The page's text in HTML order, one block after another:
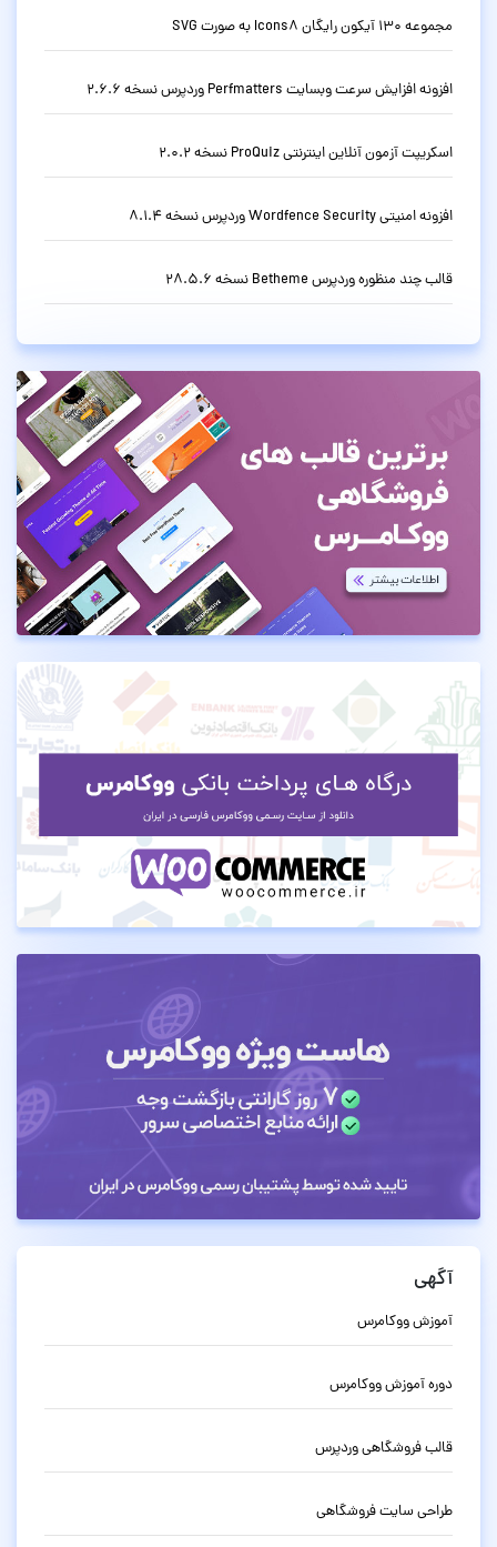
مجموعه 130 آیکون رایگان Icons8 به صورت SVG
افزونه افزایش سرعت وبسایت Perfmatters وردپرس نسخه 2.6.6
اسکریپت آزمون آنلاین اینترنتی ProQuiz نسخه 2.0.2
افزونه امنیتی Wordfence Security وردپرس نسخه 8.1.4
قالب چند منظوره وردپرس Betheme نسخه 28.5.6
آگهی
آموزش ووکامرس
دوره آموزش ووکامرس
قالب فروشگاهی وردپرس
طراحی سایت فروشگاهی